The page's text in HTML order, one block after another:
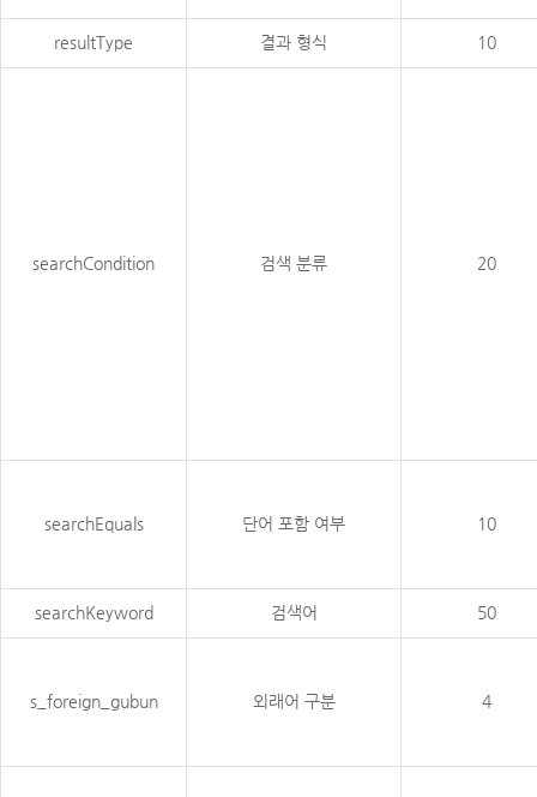
resultType 결과 형식 10
searchCondition 검색 분류 20
searchEquals 단어 포함 여부 10
searchKeyword 검색어 50
s_foreign_gubun 외래어 구분 4